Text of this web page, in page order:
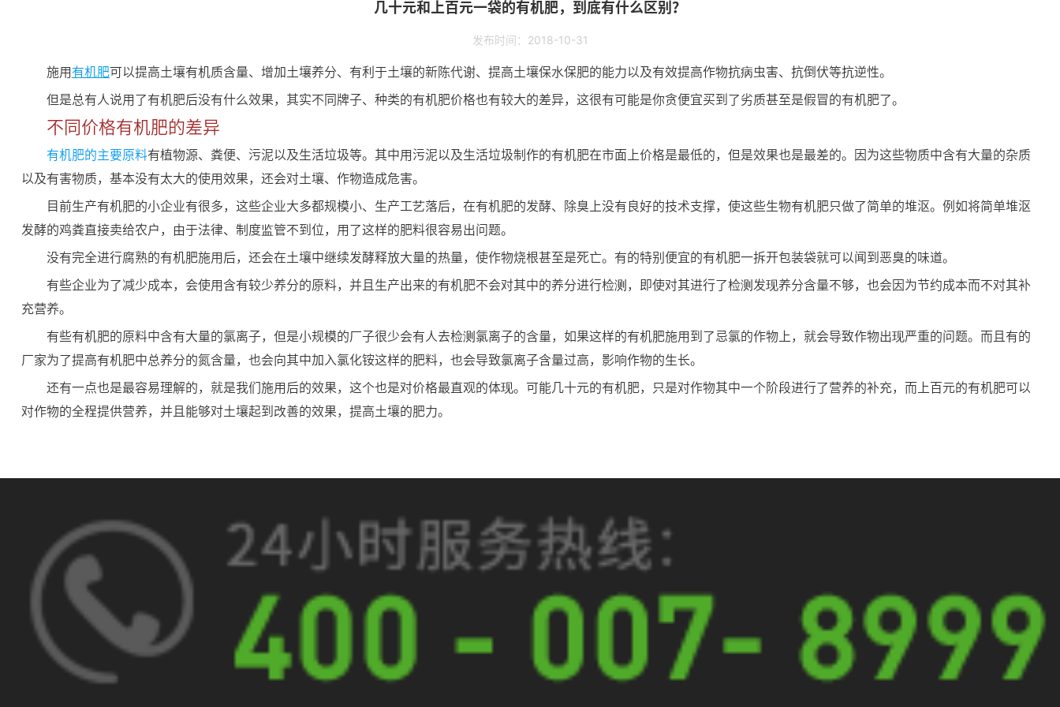
几十元和上百元一袋的有机肥，到底有什么区别？
发布时间：2018-10-31
施用有机肥可以提高土壤有机质含量、增加土壤养分、有利于土壤的新陈代谢、提高土壤保水保肥的能力以及有效提高作物抗病虫害、抗倒伏等抗逆性。
但是总有人说用了有机肥后没有什么效果，其实不同牌子、种类的有机肥价格也有较大的差异，这很有可能是你贪便宜买到了劣质甚至是假冒的有机肥了。
不同价格有机肥的差异
有机肥的主要原料有植物源、粪便、污泥以及生活垃圾等。其中用污泥以及生活垃圾制作的有机肥在市面上价格是最低的，但是效果也是最差的。因为这些物质中含有大量的杂质
以及有害物质，基本没有太大的使用效果，还会对土壤、作物造成危害。
目前生产有机肥的小企业有很多，这些企业大多都规模小、生产工艺落后，在有机肥的发酵、除臭上没有良好的技术支撑，使这些生物有机肥只做了简单的堆沤。例如将简单堆沤
发酵的鸡粪直接卖给农户，由于法律、制度监管不到位，用了这样的肥料很容易出问题。
没有完全进行腐熟的有机肥施用后，还会在土壤中继续发酵释放大量的热量，使作物烧根甚至是死亡。有的特别便宜的有机肥一拆开包装袋就可以闻到恶臭的味道。
有些企业为了减少成本，会使用含有较少养分的原料，并且生产出来的有机肥不会对其中的养分进行检测，即使对其进行了检测发现养分含量不够，也会因为节约成本而不对其补
充营养。
有些有机肥的原料中含有大量的氯离子，但是小规模的厂子很少会有人去检测氯离子的含量，如果这样的有机肥施用到了忌氯的作物上，就会导致作物出现严重的问题。而且有的
厂家为了提高有机肥中总养分的氮含量，也会向其中加入氯化铵这样的肥料，也会导致氯离子含量过高，影响作物的生长。
还有一点也是最容易理解的，就是我们施用后的效果，这个也是对价格最直观的体现。可能几十元的有机肥，只是对作物其中一个阶段进行了营养的补充，而上百元的有机肥可以
对作物的全程提供营养，并且能够对土壤起到改善的效果，提高土壤的肥力。